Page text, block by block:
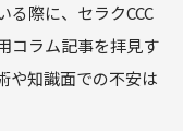
際に、セラクCCC
コラム記事を拝見す
や知識面での不安は